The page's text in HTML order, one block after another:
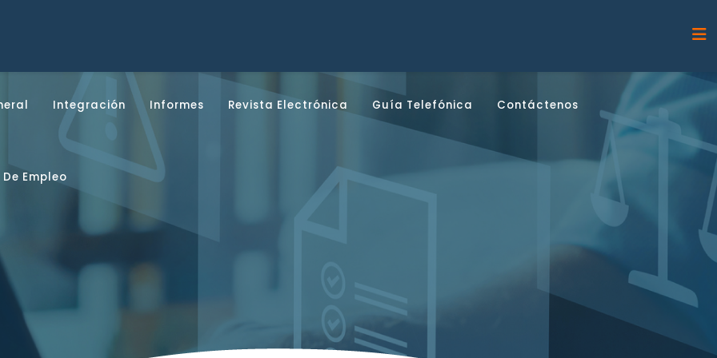
Integración Informes Revista Electrónica Guía Telefónica Contáctenos
Empleo